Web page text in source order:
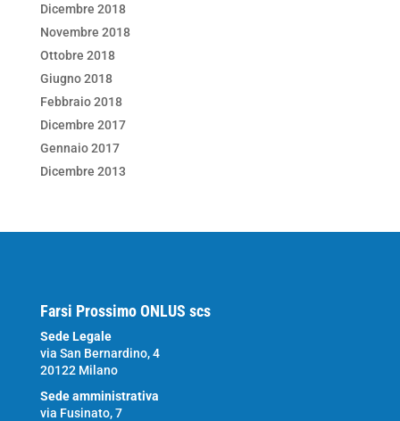
Dicembre 2018
Novembre 2018
Ottobre 2018
Giugno 2018
Febbraio 2018
Dicembre 2017
Gennaio 2017
Dicembre 2013
Farsi Prossimo ONLUS scs
Sede Legale
via San Bernardino, 4
20122 Milano
Sede amministrativa
via Fusinato, 7